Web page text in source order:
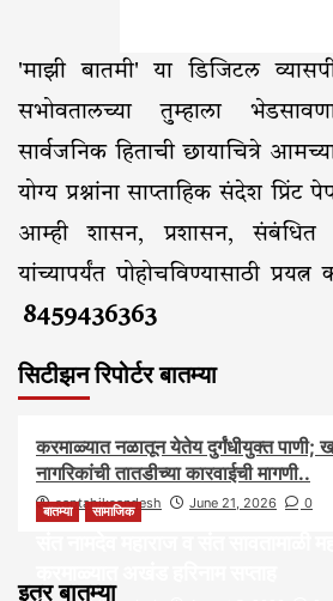
'माझी बातमी' या डिजिटल
सभोवतालच्या तुम्हाला
सार्वजनिक हिताची छायाचित्रे
योग्य प्रश्नांना साप्ताहिक संदेश प्रिंट
आम्ही शासन, प्रशासन, संबंधित
यांच्यापर्यंत पोहोचविण्यासाठी
8459436363
सिटीझन रिपोर्टर बातम्या
आरोग्य आवाज जनतेचा बातम्या
करमाळ्यात नळातून येतेय दुर्गंधीयुक्त पाणी;
नागरिकांची तातडीच्या कारवाईची मागणी..
saptahiksandesh June 21, 2026 0
इतर बातम्या
बातम्या सामाजिक